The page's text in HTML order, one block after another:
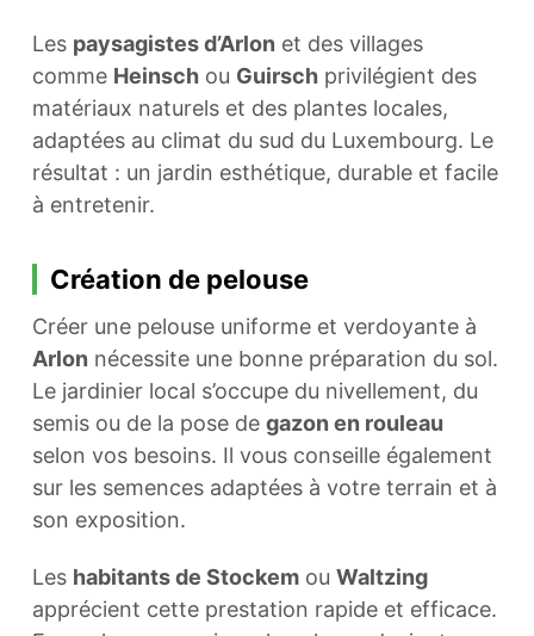
Les paysagistes d’Arlon et des villages
comme Heinschou Guirschprivilégient des
matériaux naturels et des plantes locales,
adaptées au climat du sud du Luxembourg. Le
résultat : un jardin esthétique, durable et facile
à entretenir.
Création de pelouse
Créer une pelouse uniforme et verdoyante à
Arlon nécessite une bonne préparation du sol.
Le jardinier local s’occupe du nivellement, du
semis ou de la pose de gazon en rouleau
selon vos besoins. Il vous conseille également
sur les semences adaptées à votre terrain et à
son exposition.
Les habitants de Stockemou Waltzing
apprécient cette prestation rapide et efficace.